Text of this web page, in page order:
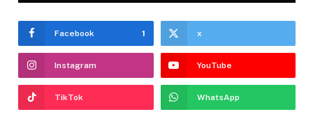
Facebook 1 x
Instagram YouTube
TikTok WhatsApp